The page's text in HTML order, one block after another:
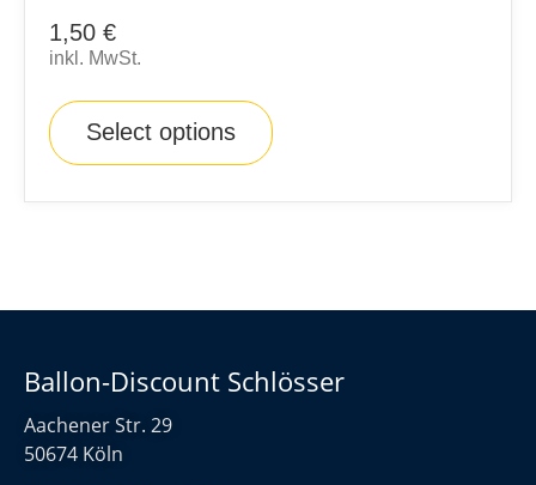
1,50 €
inkl. MwSt.
Select options
Ballon-Discount Schlösser
Aachener Str. 29
50674 Köln